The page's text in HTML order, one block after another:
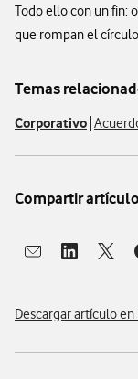
Todo ello con un fin:
que rompan el
Temas
Corporativo
Compartir
Abrir ventana para
Abrir Abrir
Descargar artículo en